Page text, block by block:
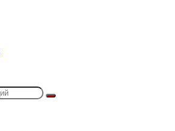
Поиск